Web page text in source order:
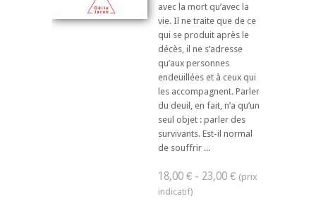
avec la mort qu’avec la
vie. Il ne traite que de ce
qui se produit après le
décès, il ne s’adresse
qu’aux personnes
endeuillées et à ceux qui
les accompagnent. Parler
du deuil, en fait, n’a qu’un
seul objet : parler des
survivants. Est-il normal
de souffrir ...
18,00 € - 23,00 €